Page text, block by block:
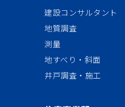
建設コンサルタント
地質調査
測量
地すべり・斜面
井戸調査・施工